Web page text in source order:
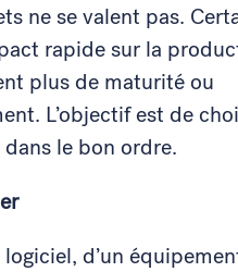
ne se valent pas.
rapide sur la
plus de maturité ou
L’objectif est de
le bon ordre.
logiciel, d’un